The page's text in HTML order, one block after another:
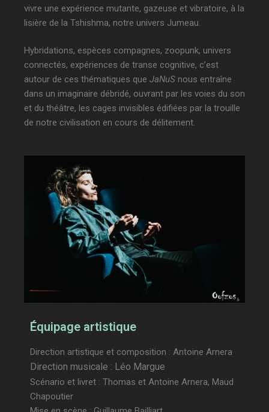
vivre une expérience mutante, gazeuse et vibratoire, à la
lisière de la Tshishma, notre univers Jumeau.
Hybridations, espèces compagnes, zoopunk, univers
connectés, expériences de transe cognitive, c’est
autour de ces thématiques que JaNuS nous entraîne
dans un imaginaire débridé, ouvrant par les voies du son
et du théâtre, les cages invisibles édifiées par la trouille
de notre civilisation en cours de délitement.
Équipage artistique
Direction artistique et composition : Antoine Arnera
Direction musicale : Léo Margue
Scénario et livret : Thomas et Antoine Arnera, Maud
Chapoutier